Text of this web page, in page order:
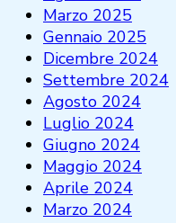
Marzo 2025
Gennaio 2025
Dicembre 2024
Settembre 2024
Agosto 2024
Luglio 2024
Giugno 2024
Maggio 2024
Aprile 2024
Marzo 2024